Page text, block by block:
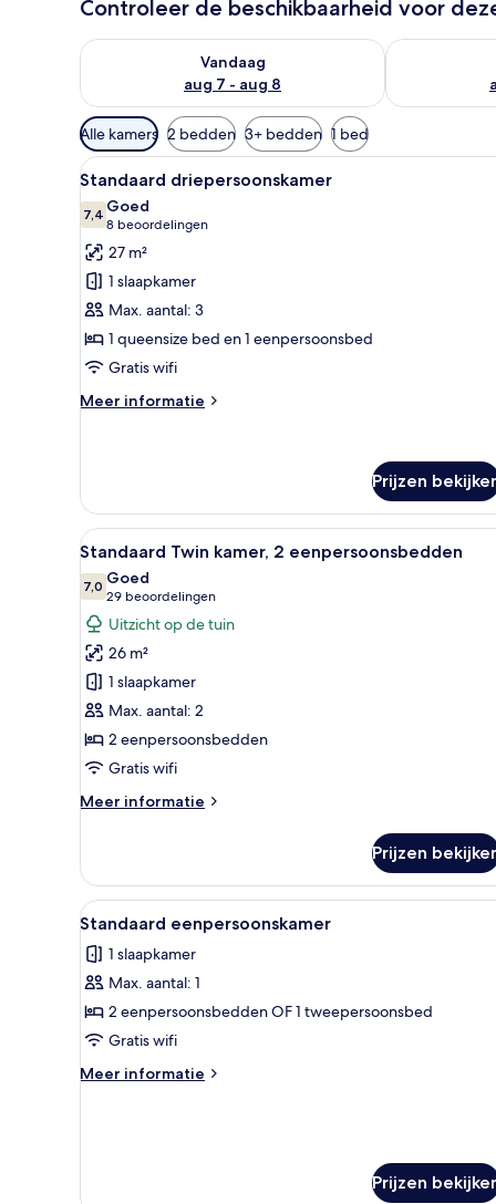
Controleer de beschikbaarheid voor
Vandaag
aug 7 - aug 8
De beschikbaarheid controleren voor vanavond aug
De
Beschikbare
filters
voor
kamers
Alle kamers 2 bedden 3+ bedden 1 bed
Alle
foto's
voor
Standaard
driepersoonskamer
laden
Een hotelkamer met twee
4
Standaard driepersoonskamer
7,47,4 van 10
Goed
8 beoordelingen
(8
beoordelingen)
27 m²
1 slaapkamer
Max. aantal: 3
1 queensize bed en 1 eenpersoonsbed
Gratis wifi
Meer informatie
Meer
Prijzen
Alle
foto's
voor
Standaard
Twin
kamer,
2
eenpersoonsbedden
laden
Een hotelkamer met een
5
Standaard Twin kamer, 2 eenpersoonsbedden
7,07,0 van 10
Goed
29 beoordelingen
(29
beoordelingen)
Uitzicht op de tuin
26 m²
1 slaapkamer
Max. aantal: 2
2 eenpersoonsbedden
Gratis wifi
Meer informatie
Meer
Twin
kamer,
2
eenpersoonsbedden
Prijzen
Alle
foto's
voor
Standaard
eenpersoonskamer
laden
Een hotelkamer met een
4
Standaard eenpersoonskamer
1 slaapkamer
Max. aantal: 1
2 eenpersoonsbedden OF 1 tweepersoonsbed
Gratis wifi
Meer informatie
Meer
Prijzen